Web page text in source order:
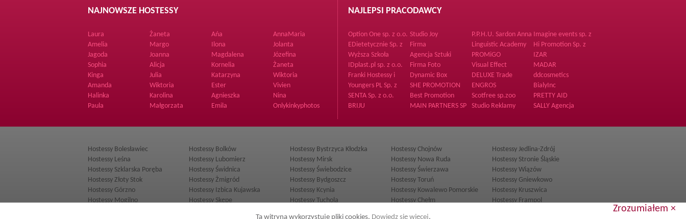
Ta witryna wykorzystuje pliki cookies. Dowiedz się więcej.
Zrozumiałem ×
NAJNOWSZE HOSTESSY
Laura Żaneta Ańa
AnnaMaria
Amelia
Margo Ilona
Jolanta
Jagoda
Joanna Magdalena
Józefina
Sophia
Alicja Kornelia
Żaneta
Kinga
Julia Katarzyna
Wiktoria
Amanda
Wiktoria Ester
Vivien
Halinka
Karolina Agnieszka
Nina
Paula
Małgorzata Emila Onlykinkyphotos
NAJLEPSI PRACODAWCY
Option One sp. z o.o.
Sp.K.
Studio Joy
P.P.H.U. Sardon Anna
Jedlicka Tutaj
Imagine events sp. z
o.o.
EDietetycznie Sp. z
o.o.
Firma Linguistic Academy
Hi Promotion Sp. z
o.o.
Wyższa Szkoła
Techniczna w
Katowicach
Agencja Sztuki
Piękna
PROMiGO
IZAR
IDplast.pl sp. z o.o.
Firma Foto Visual Effect
MADAR
Franki Hostessy i
Poszukiwacze
Przodków
Dynamic Box DELUXE Trade
ddcosmetics
Youngers PL Sp. z
o.o.
SHE PROMOTION
Agencja Hostess i
Modelek
ENGROS
BialyInc
SENTA Sp. z o.o.
Best Promotion Scotfree sp.zoo
PRETTY AID
BRIJU
MAIN PARTNERS SP
Studio Reklamy
SALLY Agencja
Promotorów
Hostessy Bolesławiec Hostessy Bolków Hostessy Bystrzyca Kłodzka Hostessy Chojnów
Hostessy Jedlina-Zdrój
Hostessy Leśna
Hostessy Lubomierz Hostessy Mirsk Hostessy Nowa Ruda
Hostessy Stronie Śląskie
Hostessy Szklarska Poręba
Hostessy Świdnica Hostessy Świebodzice Hostessy Świerzawa
Hostessy Wiązów
Hostessy Złoty Stok
Hostessy Żmigród Hostessy Bydgoszcz Hostessy Toruń
Hostessy Gniewkowo
Hostessy Górzno
Hostessy Izbica Kujawska Hostessy Kcynia Hostessy Kowalewo Pomorskie
Hostessy Kruszwica
Hostessy Mogilno
Hostessy Skępe Hostessy Tuchola Hostessy Chełm
Hostessy Frampol